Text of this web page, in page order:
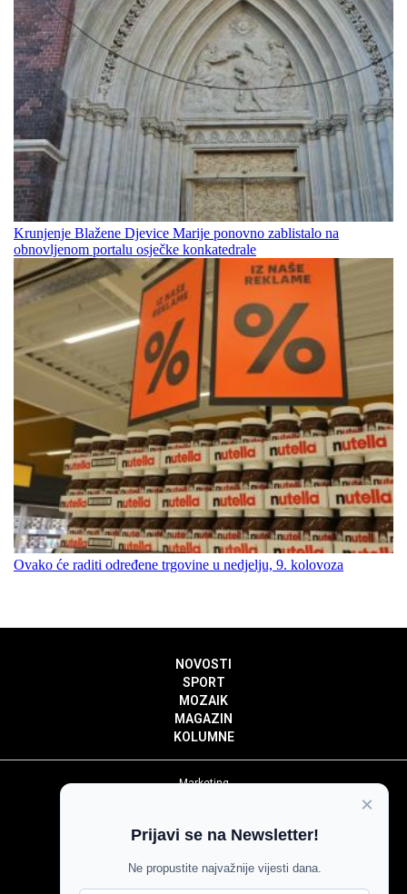
Krunjenje Blažene Djevice Marije ponovno zablistalo na
obnovljenom portalu osječke konkatedrale
Ovako će raditi određene trgovine u nedjelju, 9. kolovoza
NOVOSTI
SPORT
MOZAIK
MAGAZIN
KOLUMNE
Marketing
Impressum
Pravila komentiranja
×
Prijavi se na Newsletter!
Ne propustite najvažnije vijesti dana.